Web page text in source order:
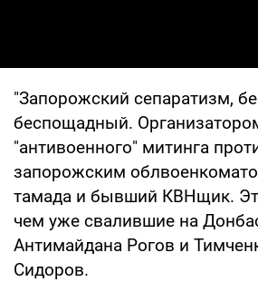
"Запорожский сепаратизм,
беспощадный.
"антивоенного" митинга
запорожским
тамада и бывший КВНщик.
чем уже свалившие на
Антимайдана Рогов и
Сидоров.